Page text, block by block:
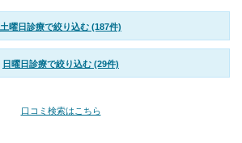
土曜日診療で絞り込む (187件)
日曜日診療で絞り込む (29件)
口コミ検索はこちら